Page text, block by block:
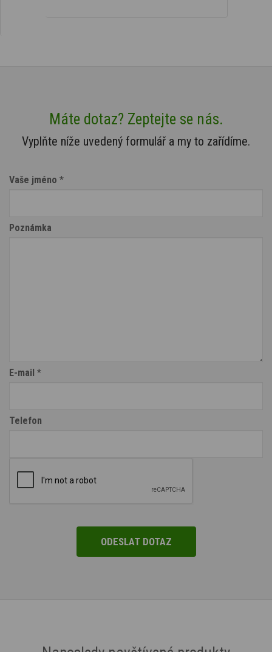
Máte dotaz? Zeptejte se nás.
Vyplňte níže uvedený formulář a my to zařídíme.
Vaše jméno *
Poznámka
E-mail *
Telefon